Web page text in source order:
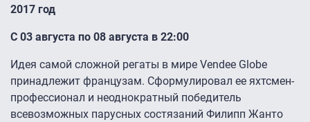
2017 год
С 03 августа по 08 августа в 22:00
Идея самой сложной регаты в мире Vendee Globe
принадлежит французам. Сформулировал ее яхтсмен-
профессионал и неоднократный победитель
всевозможных парусных состязаний Филипп Жанто